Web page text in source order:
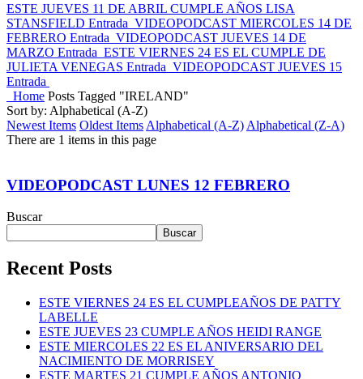
ESTE JUEVES 11 DE ABRIL CUMPLE AÑOS LISA
STANSFIELD Entrada VIDEOPODCAST MIERCOLES 14 DE
FEBRERO Entrada VIDEOPODCAST JUEVES 14 DE
MARZO Entrada ESTE VIERNES 24 ES EL CUMPLE DE
JULIETA VENEGAS Entrada VIDEOPODCAST JUEVES 15
Entrada
Home Posts Tagged "IRELAND"
Sort by: Alphabetical (A-Z)
Newest Items Oldest Items Alphabetical (A-Z) Alphabetical (Z-A)
There are 1 items in this page
VIDEOPODCAST LUNES 12 FEBRERO
Buscar
Buscar
Recent Posts
ESTE VIERNES 24 ES EL CUMPLEAÑOS DE PATTY
LABELLE
ESTE JUEVES 23 CUMPLE AÑOS HEIDI RANGE
ESTE MIERCOLES 22 ES EL ANIVERSARIO DEL
NACIMIENTO DE MORRISEY
ESTE MARTES 21 CUMPLE AÑOS ANTONIO